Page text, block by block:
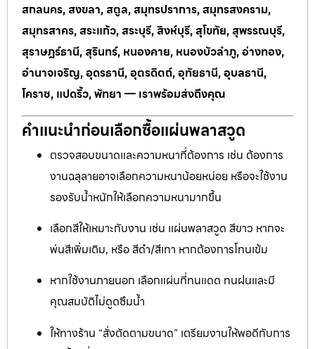
สกลนคร, สงขลา, สตูล, สมุทรปราการ, สมุทรสงคราม,
สมุทรสาคร, สระแก้ว, สระบุรี, สิงห์บุรี, สุโขทัย, สุพรรณบุรี,
สุราษฎร์ธานี, สุรินทร์, หนองคาย, หนองบัวลำภู, อ่างทอง,
อำนาจเจริญ, อุดรธานี, อุตรดิตถ์, อุทัยธานี, อุบลธานี,
โคราช, แปดริ้ว, พัทยา — เราพร้อมส่งถึงคุณ
คำแนะนำก่อนเลือกซื้อแผ่นพลาสวูด
ตรวจสอบขนาดและความหนาที่ต้องการ เช่น ต้องการ
งานฉลุลายอาจเลือกความหนาน้อยหน่อย หรือจะใช้งาน
รองรับน้ำหนักให้เลือกความหนามากขึ้น
เลือกสีให้เหมาะกับงาน เช่น แผ่นพลาสวูด สีขาว หากจะ
พ่นสีเพิ่มเติม, หรือ สีดำ/สีเทา หากต้องการโทนเข้ม
หากใช้งานภายนอก เลือกแผ่นที่ทนแดด ทนฝนและมี
คุณสมบัติไม่ดูดซึมน้ำ
ให้ทางร้าน “สั่งตัดตามขนาด” เตรียมงานให้พอดีกับการ